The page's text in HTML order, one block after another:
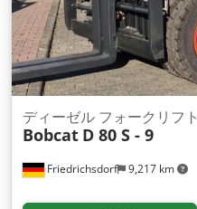
Friedrichsdorf 9,217 km
ディーゼル フォークリフト
Bobcat D 80 S - 9